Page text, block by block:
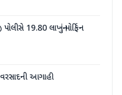
19.80 લાખનું મોર્ફિન
આગાહી